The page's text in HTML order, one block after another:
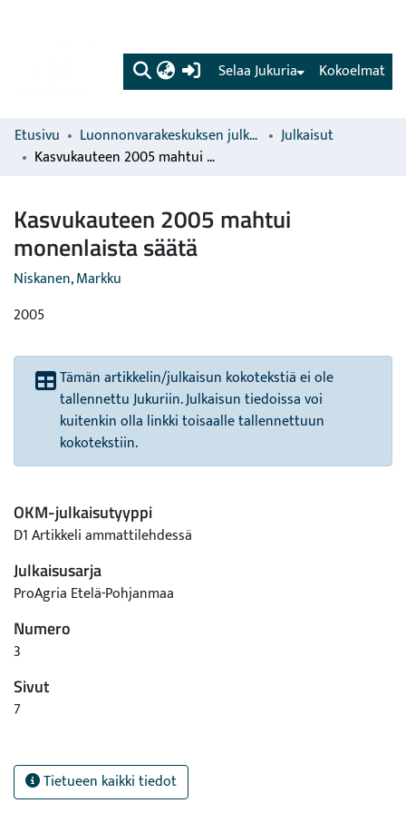
(current) Kokoelmat
Selaa Jukuria
Etusivu Luonnonvarakeskuksen julkaisut
Julkaisut
Kasvukauteen 2005 mahtui monenlaista säätä
Kasvukauteen 2005 mahtui
monenlaista säätä
Niskanen, Markku
2005
Tämän artikkelin/julkaisun kokotekstiä ei ole
tallennettu Jukuriin. Julkaisun tiedoissa voi
kuitenkin olla linkki toisaalle tallennettuun
kokotekstiin.
OKM-julkaisutyyppi
D1 Artikkeli ammattilehdessä
Julkaisusarja
ProAgria Etelä-Pohjanmaa
Numero
3
Sivut
7
Tietueen kaikki tiedot